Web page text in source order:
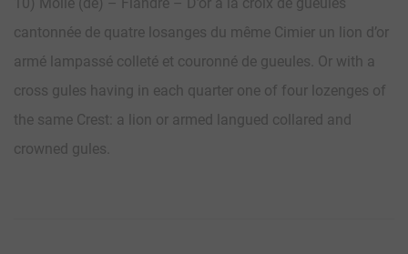
cantonnée de quatre losanges du même Cimier un lion d’or
armé lampassé colleté et couronné de gueules. Or with a
cross gules having in each quarter one of four lozenges of
the same Crest: a lion or armed langued collared and
crowned gules.